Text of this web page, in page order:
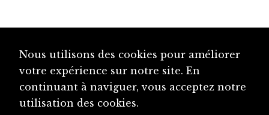
Nous utilisons des cookies pour améliorer
votre expérience sur notre site. En
continuant à naviguer, vous acceptez notre
utilisation des cookies.